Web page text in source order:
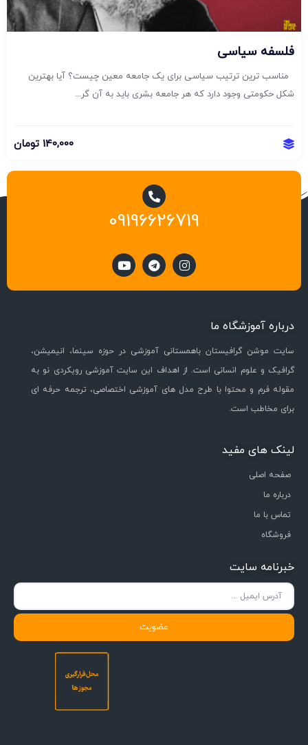
فلسفه سیاسی
مناسب ترین ترتیب سیاسی برای یک جامعه معین چیست؟ آیا بهترین
شکل حکومتی وجود دارد که هر جامعه بشری باید به آن گر...
140,000 تومان
09196626719
درباره آموزشگاه ما
سایت موشن گرافیستان باهمستانی آموزشی در حوزه سینما، انیمیشن،
گرافیک و علوم انسانی است. از اهداف این سایت آموزشی رویکردی نو به
مقوله فرم و محتوا با طرح مدل های آموزشی اختصاصی، ترجمه حرفه ای
برای مخاطب است.
لینک های مفید
صفحه اصلی
درباره ما
تماس با ما
فروشگاه
خبرنامه سایت
عضویت